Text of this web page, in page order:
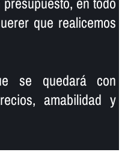
que realicemos
se quedará con
amabilidad y